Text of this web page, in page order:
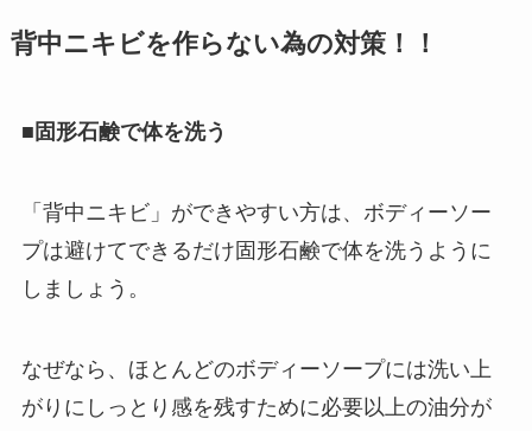
背中ニキビを作らない為の対策！！
■固形石鹸で体を洗う
「背中ニキビ」ができやすい方は、ボディーソー
プは避けてできるだけ固形石鹸で体を洗うように
しましょう。
なぜなら、ほとんどのボディーソープには洗い上
がりにしっとり感を残すために必要以上の油分が